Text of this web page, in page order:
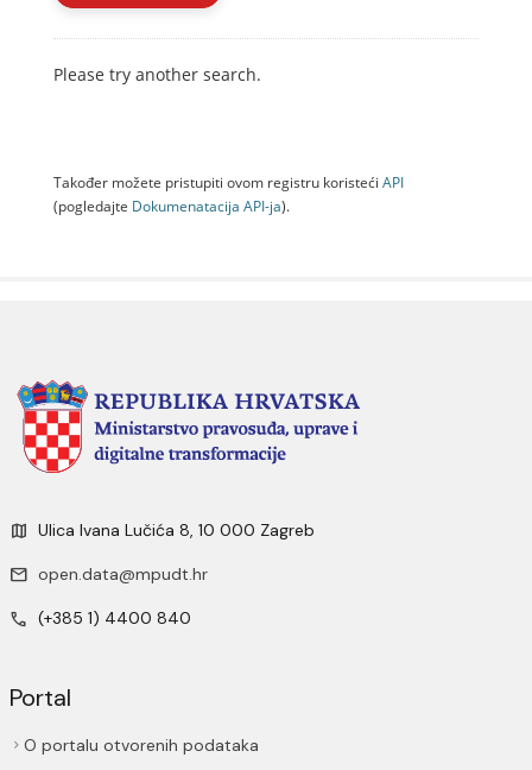
Please try another search.
Također možete pristupiti ovom registru koristeći API
(pogledajte Dokumenаtаcijа API-jа).